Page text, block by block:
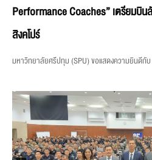
Performance Coaches” เตรียมบิ
สิงคโปร์
มหาวิทยาลัยศรีปทุม (SPU) ขอแสดงความยินดีกั